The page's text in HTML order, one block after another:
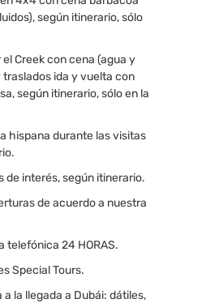
según itinerario, sólo
Creek con cena (agua y
ida y vuelta con
según itinerario, sólo en la
hispana durante las visitas
de interés, según itinerario.
de acuerdo a nuestra
telefónica 24 HORAS.
Special Tours.
la llegada a Dubái: dátiles,